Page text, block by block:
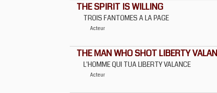
THE SPIRIT IS WILLING
TROIS FANTOMES A LA PAGE
Acteur
THE MAN WHO SHOT LIBERTY
L'HOMME QUI TUA LIBERTY VALANCE
Acteur